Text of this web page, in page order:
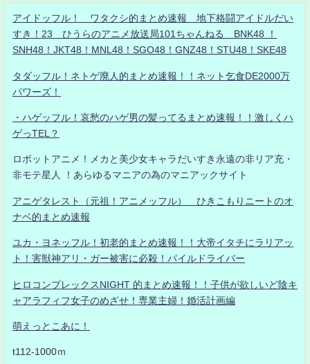
アイドッフル！ ワタクシ的まとめ速報 地下格闘アイドルだい
すき！23 ひうらのアニメ放送局101ちゃんねる BNK48 ！
SNH48！JKT48！MNL48！SGO48！GNZ48！STU48！SKE48
タダッフル！ネトゲ廃人的まとめ速報！！ネット乞食DE2000万
パワーズ！
・ハゲッフル！哀愁のハゲ男の髪ってるまとめ速報！！激しくハ
ゲっTEL？
ロボットアニメ！メカと美少女キャラだいすき永遠の非リア充・
非モテ星人 ！あらゆるマニアの為のマニアックサイト
アニゲタレスト（元祖！アニメッフル） ひきこもりニートのオ
ナベ的まとめ速報
ユカ・ヨネッフル！初老的まとめ速報！！大帝イタチにラリアッ
ト！害獣神アリ・ガー被害に必殺！パイルドライバー
ヒロコンプレックスNIGHT 的まとめ速報！！子供が欲しいど陰キ
ャアラフィフ女子のめざせ！専業主婦！婚活計画編
萌えっとこあに！
t112-1000ｍ